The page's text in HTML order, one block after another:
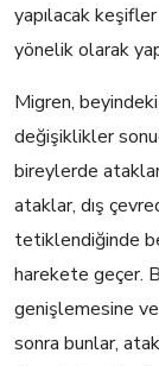
yapılacak
yönelik olarak
Migren,
değişiklikler
bireylerde
ataklar, dış
tetiklendiğinde
harekete geçer.
genişlemesine
sonra bunlar,